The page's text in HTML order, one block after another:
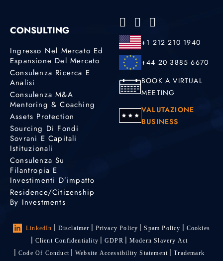
CONSULTING
Ingresso Nel Mercato Ed
Espansione Del Mercato
Consulenza Ricerca E
Analisi
Consulenza M&A
Mentoring & Coaching
Assets Protection
Sourcing Di Fondi
Sovrani E Capitali
Istituzionali
Consulenza Su
Filantropia E
Investimenti D’impatto
Residence/Citizenship
By Investments
+1 212 210 1940
+44 20 3885 6670
BOOK A VIRTUAL
MEETING
VALUTAZIONE
BUSINESS
LinkedIn Disclaimer Privacy Policy Spam Policy
Cookies
Client Confidentiality
GDPR
Modern Slavery Act
Code Of Conduct
Website Accessibility Statement
Trademark